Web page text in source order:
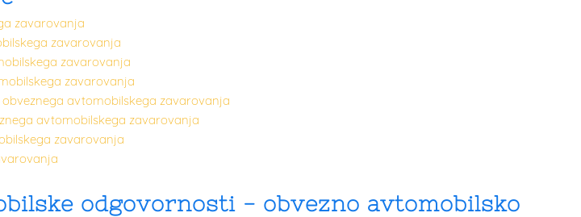
zavarovanja
zavarovanja
zavarovanja
zavarovanja
avtomobilskega zavarovanja
avtomobilskega zavarovanja
zavarovanja
odgovornosti - obvezno avtomobilsko